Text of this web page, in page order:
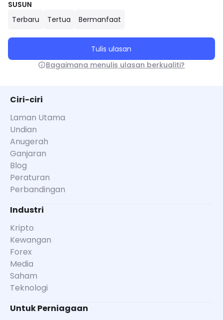
SUSUN
Terbaru
Tertua Bermanfaat
Tulis ulasan
Bagaimana menulis ulasan berkualiti?
Ciri-ciri
Laman Utama
Undian
Anugerah
Ganjaran
Blog
Peraturan
Perbandingan
Industri
Kripto
Kewangan
Forex
Media
Saham
Teknologi
Untuk Perniagaan